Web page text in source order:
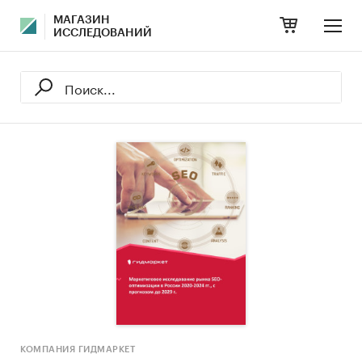
МАГАЗИН
ИССЛЕДОВАНИЙ
КОМПАНИЯ ГИДМАРКЕТ